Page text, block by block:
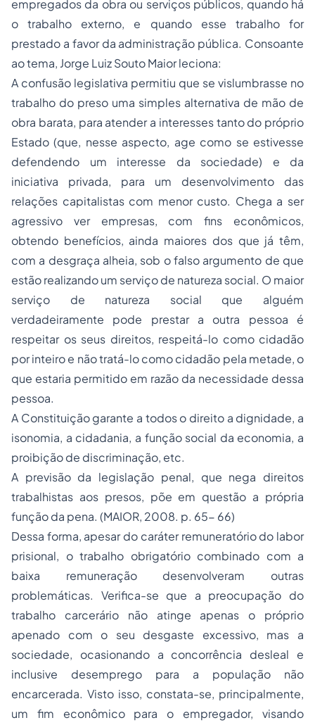
empregados da obra ou serviços públicos, quando há
o trabalho externo, e quando esse trabalho for
prestado a favor da administração pública. Consoante
ao tema, Jorge Luiz Souto Maior leciona:
A confusão legislativa permitiu que se vislumbrasse no
trabalho do preso uma simples alternativa de mão de
obra barata, para atender a interesses tanto do próprio
Estado (que, nesse aspecto, age como se estivesse
defendendo um interesse da sociedade) e da
iniciativa privada, para um desenvolvimento das
relações capitalistas com menor custo. Chega a ser
agressivo ver empresas, com fins econômicos,
obtendo benefícios, ainda maiores dos que já têm,
com a desgraça alheia, sob o falso argumento de que
estão realizando um serviço de natureza social. O maior
serviço de natureza social que alguém
verdadeiramente pode prestar a outra pessoa é
respeitar os seus direitos, respeitá-lo como cidadão
por inteiro e não tratá-lo como cidadão pela metade, o
que estaria permitido em razão da necessidade dessa
pessoa.
A Constituição garante a todos o direito a dignidade, a
isonomia, a cidadania, a função social da economia, a
proibição de discriminação, etc.
A previsão da legislação penal, que nega direitos
trabalhistas aos presos, põe em questão a própria
função da pena. (MAIOR, 2008. p. 65- 66)
Dessa forma, apesar do caráter remuneratório do labor
prisional, o trabalho obrigatório combinado com a
baixa remuneração desenvolveram outras
problemáticas. Verifica-se que a preocupação do
trabalho carcerário não atinge apenas o próprio
apenado com o seu desgaste excessivo, mas a
sociedade, ocasionando a concorrência desleal e
inclusive desemprego para a população não
encarcerada. Visto isso, constata-se, principalmente,
um fim econômico para o empregador, visando